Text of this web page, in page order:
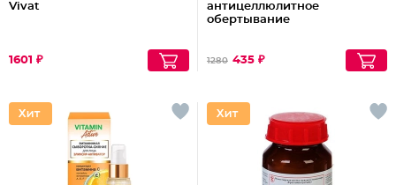
Vivat
1601 ₽
антицеллюлитное
обертывание
1280 435 ₽